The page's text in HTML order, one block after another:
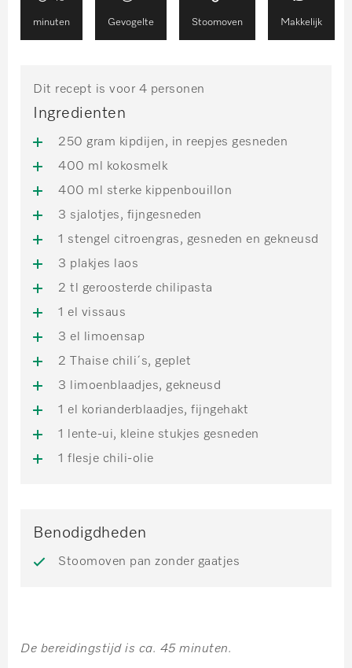
minuten Gevogelte Stoomoven Makkelijk
Dit recept is voor 4 personen
Ingredienten
250 gram kipdijen, in reepjes gesneden
400 ml kokosmelk
400 ml sterke kippenbouillon
3 sjalotjes, fijngesneden
1 stengel citroengras, gesneden en gekneusd
3 plakjes laos
2 tl geroosterde chilipasta
1 el vissaus
3 el limoensap
2 Thaise chili´s, geplet
3 limoenblaadjes, gekneusd
1 el korianderblaadjes, fijngehakt
1 lente-ui, kleine stukjes gesneden
1 flesje chili-olie
Benodigdheden
Stoomoven pan zonder gaatjes
De bereidingstijd is ca. 45 minuten.